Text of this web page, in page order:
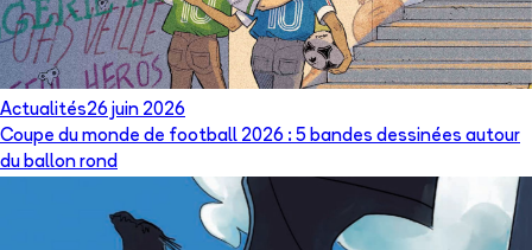
Actualités26 juin 2026
Coupe du monde de football 2026 : 5 bandes dessinées autour
du ballon rond